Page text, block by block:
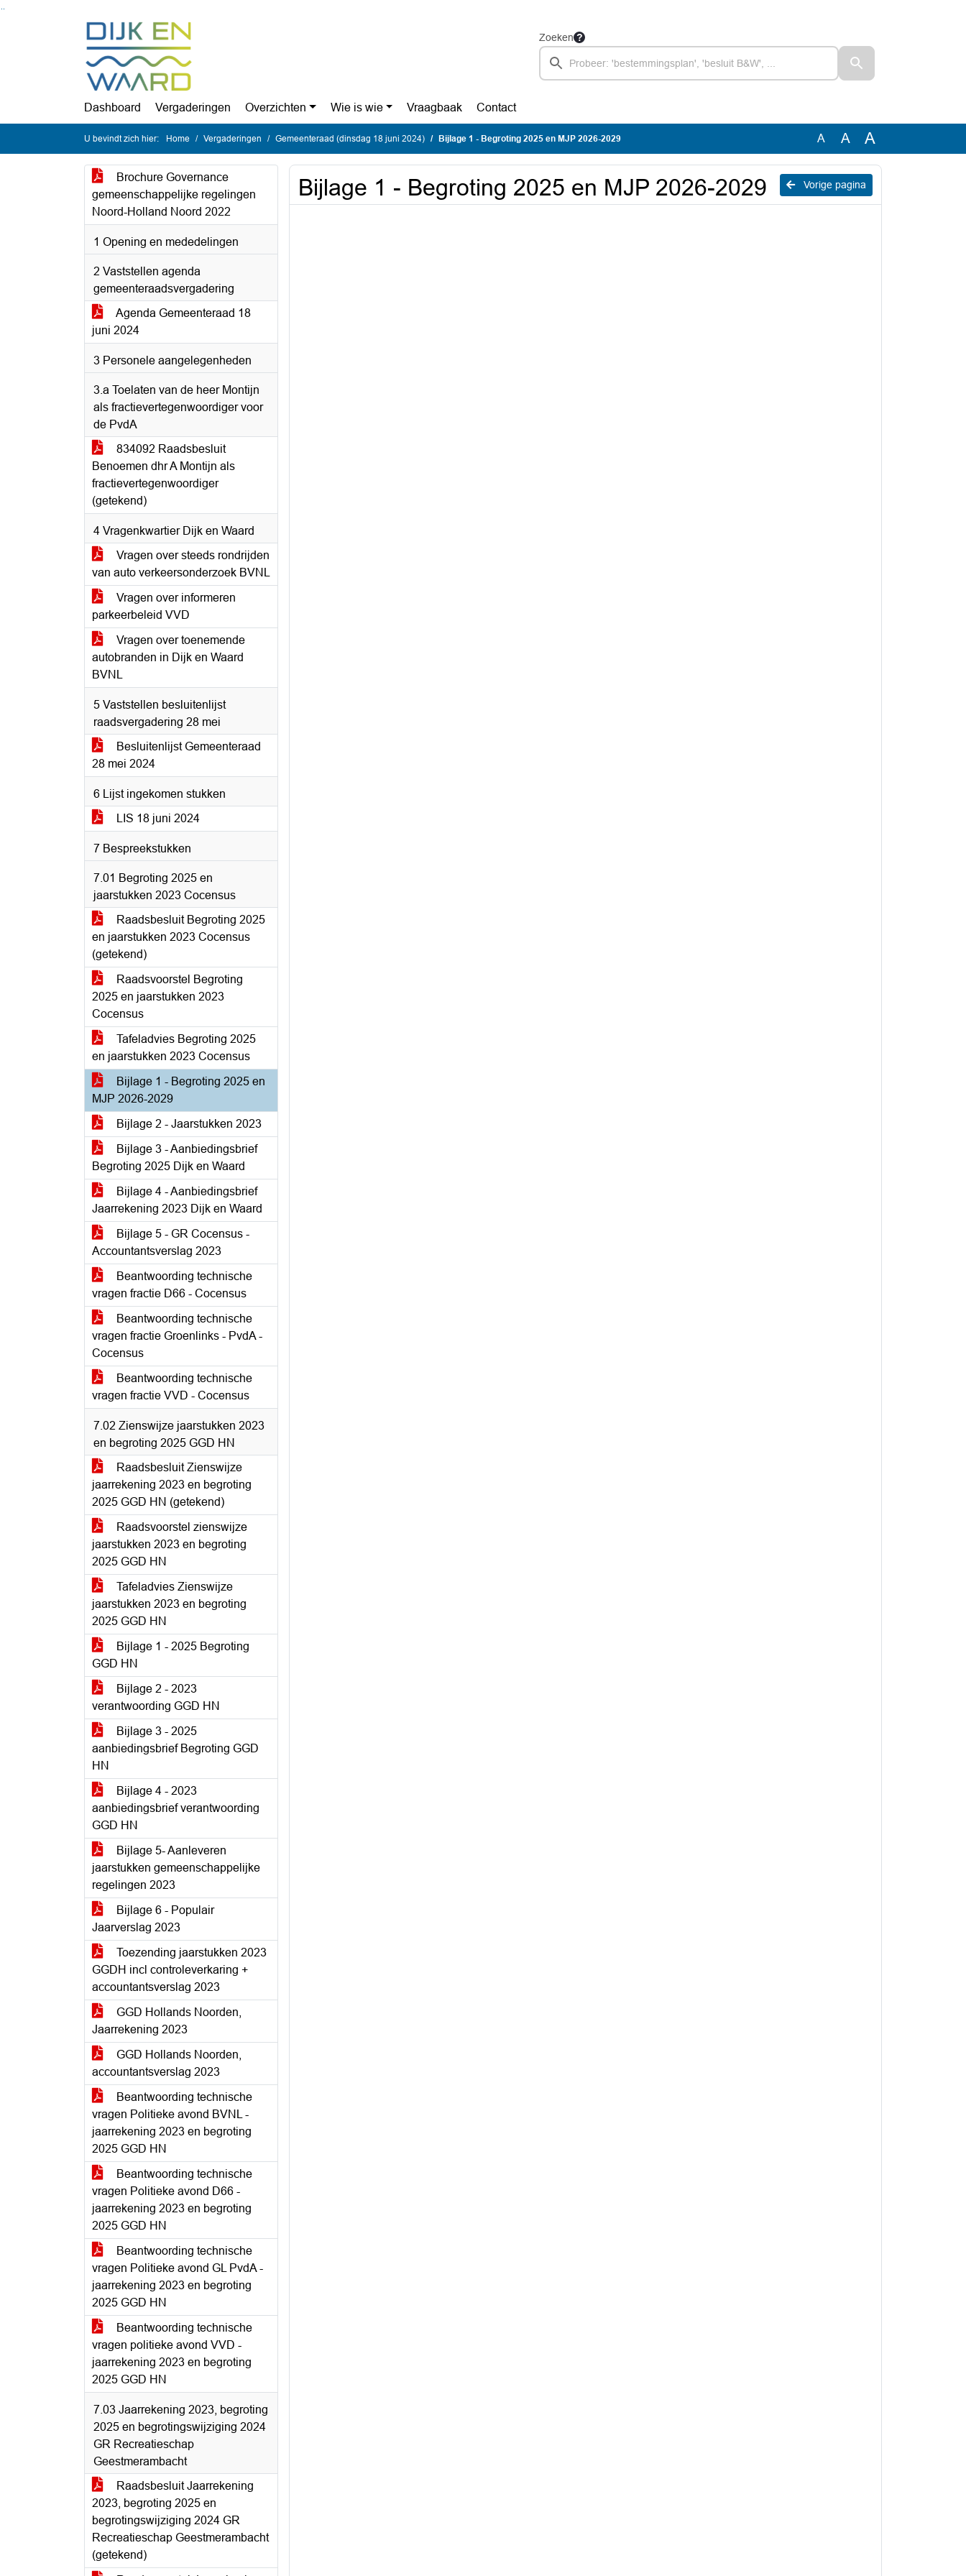
Zoeken
Dashboard Vergaderingen Overzichten Wie is wie Vraagbaak Contact
U bevindt zich hier: Home Vergaderingen Gemeenteraad (dinsdag 18 juni 2024) Bijlage 1 - Begroting 2025 en MJP 2026-2029 A A A
Brochure Governance
gemeenschappelijke regelingen
Noord-Holland Noord 2022
1 Opening en mededelingen
2 Vaststellen agenda
gemeenteraadsvergadering
Agenda Gemeenteraad 18
juni 2024
3 Personele aangelegenheden
3.a Toelaten van de heer Montijn
als fractievertegenwoordiger voor
de PvdA
834092 Raadsbesluit
Benoemen dhr A Montijn als
fractievertegenwoordiger
(getekend)
4 Vragenkwartier Dijk en Waard
Vragen over steeds rondrijden
van auto verkeersonderzoek BVNL
Vragen over informeren
parkeerbeleid VVD
Vragen over toenemende
autobranden in Dijk en Waard
BVNL
5 Vaststellen besluitenlijst
raadsvergadering 28 mei
Besluitenlijst Gemeenteraad
28 mei 2024
6 Lijst ingekomen stukken
LIS 18 juni 2024
7 Bespreekstukken
7.01 Begroting 2025 en
jaarstukken 2023 Cocensus
Raadsbesluit Begroting 2025
en jaarstukken 2023 Cocensus
(getekend)
Raadsvoorstel Begroting
2025 en jaarstukken 2023
Cocensus
Tafeladvies Begroting 2025
en jaarstukken 2023 Cocensus
Bijlage 1 - Begroting 2025 en
MJP 2026-2029
Bijlage 2 - Jaarstukken 2023
Bijlage 3 - Aanbiedingsbrief
Begroting 2025 Dijk en Waard
Bijlage 4 - Aanbiedingsbrief
Jaarrekening 2023 Dijk en Waard
Bijlage 5 - GR Cocensus -
Accountantsverslag 2023
Beantwoording technische
vragen fractie D66 - Cocensus
Beantwoording technische
vragen fractie Groenlinks - PvdA -
Cocensus
Beantwoording technische
vragen fractie VVD - Cocensus
7.02 Zienswijze jaarstukken 2023
en begroting 2025 GGD HN
Raadsbesluit Zienswijze
jaarrekening 2023 en begroting
2025 GGD HN (getekend)
Raadsvoorstel zienswijze
jaarstukken 2023 en begroting
2025 GGD HN
Tafeladvies Zienswijze
jaarstukken 2023 en begroting
2025 GGD HN
Bijlage 1 - 2025 Begroting
GGD HN
Bijlage 2 - 2023
verantwoording GGD HN
Bijlage 3 - 2025
aanbiedingsbrief Begroting GGD
HN
Bijlage 4 - 2023
aanbiedingsbrief verantwoording
GGD HN
Bijlage 5- Aanleveren
jaarstukken gemeenschappelijke
regelingen 2023
Bijlage 6 - Populair
Jaarverslag 2023
Toezending jaarstukken 2023
GGDH incl controleverkaring +
accountantsverslag 2023
GGD Hollands Noorden,
Jaarrekening 2023
GGD Hollands Noorden,
accountantsverslag 2023
Beantwoording technische
vragen Politieke avond BVNL -
jaarrekening 2023 en begroting
2025 GGD HN
Beantwoording technische
vragen Politieke avond D66 -
jaarrekening 2023 en begroting
2025 GGD HN
Beantwoording technische
vragen Politieke avond GL PvdA -
jaarrekening 2023 en begroting
2025 GGD HN
Beantwoording technische
vragen politieke avond VVD -
jaarrekening 2023 en begroting
2025 GGD HN
7.03 Jaarrekening 2023, begroting
2025 en begrotingswijziging 2024
GR Recreatieschap
Geestmerambacht
Raadsbesluit Jaarrekening
2023, begroting 2025 en
begrotingswijziging 2024 GR
Recreatieschap Geestmerambacht
(getekend)
Vorige pagina
Bijlage 1 - Begroting 2025 en MJP 2026-2029